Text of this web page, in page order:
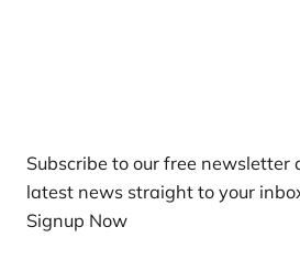
Subscribe to our free newsletter
latest news straight to your
Signup Now